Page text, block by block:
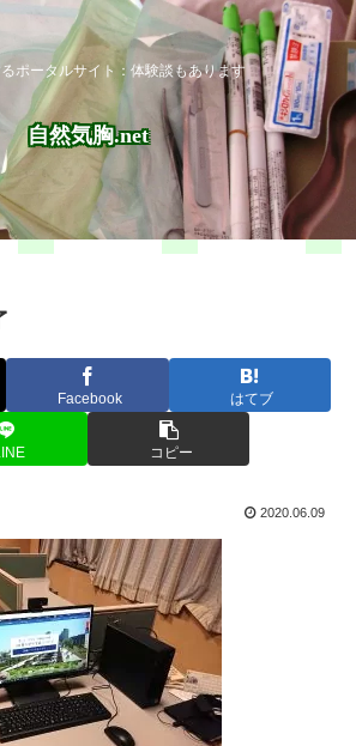
ポータルサイト：体験談もあります
自然気胸.net
Facebook はてブ
コピー
2020.06.09